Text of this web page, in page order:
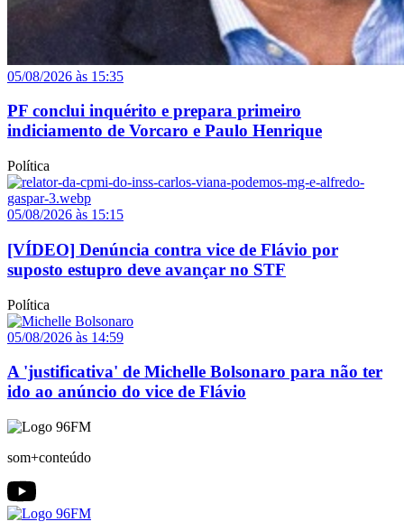
05/08/2026 às 15:35
PF conclui inquérito e prepara primeiro
indiciamento de Vorcaro e Paulo Henrique
Política
05/08/2026 às 15:15
[VÍDEO] Denúncia contra vice de Flávio por
suposto estupro deve avançar no STF
Política
05/08/2026 às 14:59
A 'justificativa' de Michelle Bolsonaro para não ter
ido ao anúncio do vice de Flávio
som+conteúdo